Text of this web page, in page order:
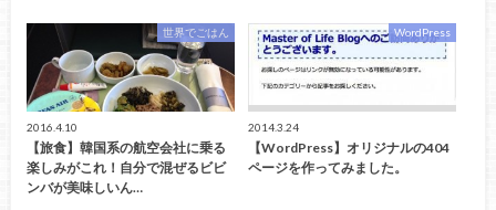
世界でごはん
2016.4.10
【旅食】韓国系の航空会社に乗る
楽しみがこれ！自分で混ぜるビビ
ンバが美味しいん…
WordPress
2014.3.24
【WordPress】オリジナルの404
ページを作ってみました。